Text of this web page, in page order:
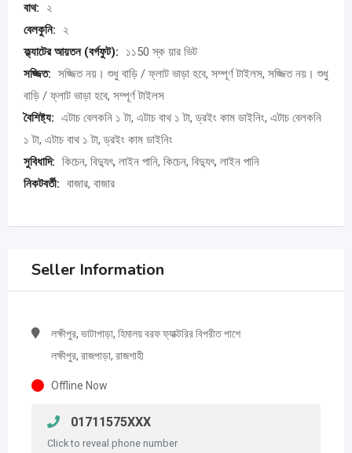
বাথ:
২
বেলকুনি:
২
ফ্ল্যাটের আয়তন (বর্গফুট):
১১50 স্ক য়ার ভিট
সজ্জিত: সজ্জিত নয়। শুধু বাড়ি / ফ্লাট ভাড়া হবে, সম্পূর্ণ টাইলস, সজ্জিত নয়। শুধু
বাড়ি / ফ্লাট ভাড়া হবে, সম্পূর্ণ টাইলস
বৈশিষ্ট্য: এটাচ বেলকনি ১ টা, এটাচ বাথ ১ টা, ড্রইং কাম ডাইনিং, এটাচ বেলকনি
১ টা, এটাচ বাথ ১ টা, ড্রইং কাম ডাইনিং
সুবিধাদি: কিচেন, বিদ্যুৎ, লাইন পানি, কিচেন, বিদ্যুৎ, লাইন পানি
নিকটবর্তী: বাজার, বাজার
Seller Information
লক্ষীপুর, ভাটাপাড়া, হিমালয় বরফ ফ্যাক্টরির বিপরীত পাশে
লক্ষীপুর, রাজপাড়া, রাজশাহী
Offline Now
01711575XXX
Click to reveal phone number